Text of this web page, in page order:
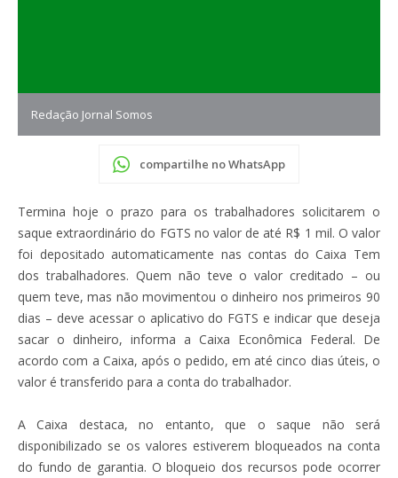
Redação Jornal Somos
compartilhe no WhatsApp
Termina hoje o prazo para os trabalhadores solicitarem o
saque extraordinário do FGTS no valor de até R$ 1 mil. O valor
foi depositado automaticamente nas contas do Caixa Tem
dos trabalhadores. Quem não teve o valor creditado – ou
quem teve, mas não movimentou o dinheiro nos primeiros 90
dias – deve acessar o aplicativo do FGTS e indicar que deseja
sacar o dinheiro, informa a Caixa Econômica Federal. De
acordo com a Caixa, após o pedido, em até cinco dias úteis, o
valor é transferido para a conta do trabalhador.
A Caixa destaca, no entanto, que o saque não será
disponibilizado se os valores estiverem bloqueados na conta
do fundo de garantia. O bloqueio dos recursos pode ocorrer